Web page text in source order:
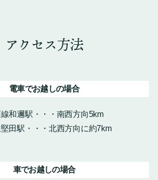
アクセス方法
電車でお越しの場合
和邇駅・・・南西方向5km
田駅・・・北西方向に約7km
車でお越しの場合